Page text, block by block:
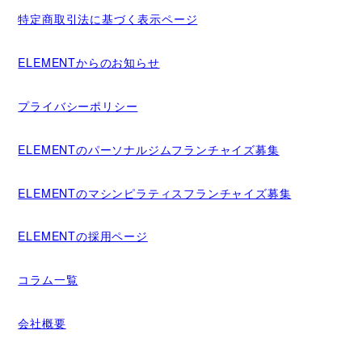
特定商取引法に基づく表示ページ
ELEMENTからのお知らせ
プライバシーポリシー
ELEMENTのパーソナルジムフランチャイズ募集
ELEMENTのマシンピラティスフランチャイズ募集
ELEMENTの採用ページ
コラム一覧
会社概要